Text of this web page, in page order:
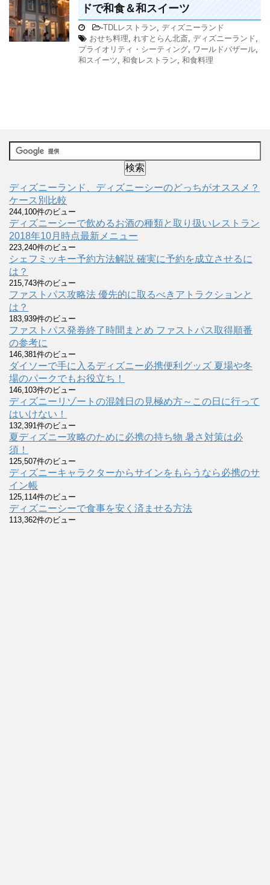
ドで和食＆和スイーツ
-TDLレストラン, ディズニーランド
おせち料理, れすとらん北斎, ディズニーランド,
プライオリティ・シーティング, ワールドバザール,
和スイーツ, 和食レストラン, 和食料理
ディズニーランド、ディズニーシーのどっちがオススメ？
ケース別比較
244,100件のビュー
ディズニーシーで飲めるお酒の種類と取り扱いレストラン
2018年10月時点最新メニュー
223,240件のビュー
シェフミッキー予約方法解説 確実に予約を成立させるに
は？
215,743件のビュー
ファストパス攻略法 優先的に取るべきアトラクションと
は？
183,939件のビュー
ファストパス発券終了時間まとめ ファストパス取得順番
の参考に
146,381件のビュー
ダイソーで手に入るディズニー必携便利グッズ 夏場や冬
場のパークでもお役立ち！
146,103件のビュー
ディズニーリゾートの混雑日の見極め方～この日に行って
はいけない！
132,391件のビュー
夏ディズニー攻略のために必携の持ち物 暑さ対策は必
須！
125,507件のビュー
ディズニーキャラクターからサインをもらうなら必携のサ
イン帳
125,114件のビュー
ディズニーシーで食事を安く済ませる方法
113,362件のビュー